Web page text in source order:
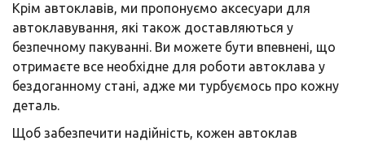
Крім автоклавів, ми пропонуємо аксесуари для
автоклавування, які також доставляються у
безпечному пакуванні. Ви можете бути впевнені, що
отримаєте все необхідне для роботи автоклава у
бездоганному стані, адже ми турбуємось про кожну
деталь.
Щоб забезпечити надійність, кожен автоклав